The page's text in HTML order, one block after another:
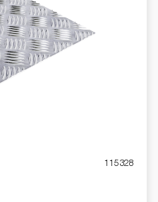
115328